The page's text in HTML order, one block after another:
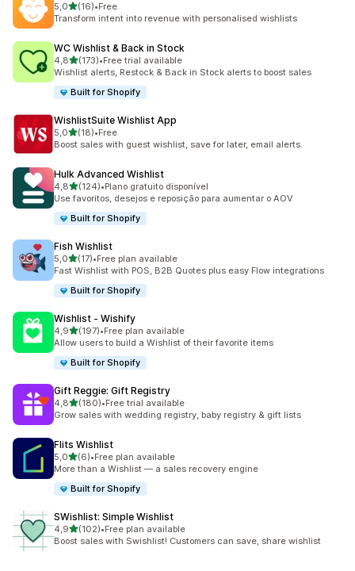
5,0de 5 estrelas
(16)
16 total de avaliações
•Free
Transform intent into revenue with personalised wishlists
WC Wishlist & Back in Stock
4,8de 5 estrelas
(173)
173 total de avaliações
•Free trial available
Wishlist alerts, Restock & Back in Stock alerts to boost sales
Built for Shopify
WishlistSuite Wishlist App
5,0de 5 estrelas
(18)
18 total de avaliações
•Free
Boost sales with guest wishlist, save for later, email alerts.
Hulk Advanced Wishlist
4,8de 5 estrelas
(124)
124 total de avaliações
•Plano gratuito disponível
Use favoritos, desejos e reposição para aumentar o AOV
Built for Shopify
Fish Wishlist
5,0de 5 estrelas
(17)
17 total de avaliações
•Free plan available
Fast Wishlist with POS, B2B Quotes plus easy Flow integrations
Built for Shopify
Wishlist ‑ Wishify
4,9de 5 estrelas
(197)
197 total de avaliações
•Free plan available
Allow users to build a Wishlist of their favorite items
Built for Shopify
Gift Reggie: Gift Registry
4,8de 5 estrelas
(180)
180 total de avaliações
•Free trial available
Grow sales with wedding registry, baby registry & gift lists
Flits Wishlist
5,0de 5 estrelas
(6)
6 total de avaliações
•Free plan available
More than a Wishlist — a sales recovery engine
Built for Shopify
SWishlist: Simple Wishlist
4,9de 5 estrelas
(102)
102 total de avaliações
•Free plan available
Boost sales with Swishlist! Customers can save, share wishlist